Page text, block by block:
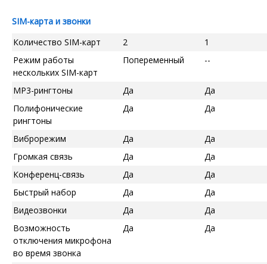
SIM-карта и звонки
Количество SIM-карт
2
1
Режим работы
нескольких SIM-карт
Попеременный --
MP3-рингтоны Да
Да
Полифонические
рингтоны
Да Да
Виброрежим Да
Да
Громкая связь
Да
Да
Конференц-связь
Да
Да
Быстрый набор
Да
Да
Видеозвонки
Да
Да
Возможность
отключения микрофона
во время звонка
Да Да